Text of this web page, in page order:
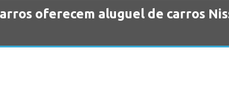
oferecem aluguel de carros